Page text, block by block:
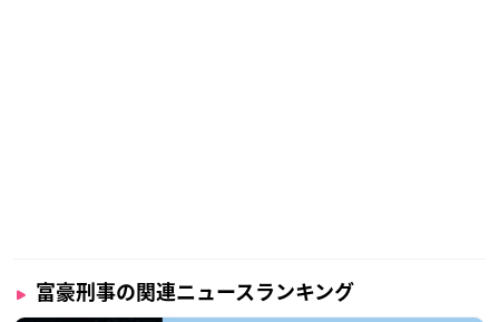
富豪刑事の関連ニュースランキング